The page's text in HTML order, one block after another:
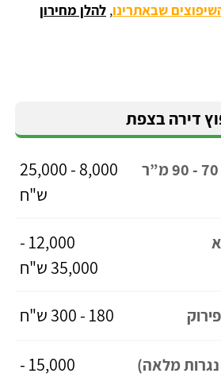
שבאתרינו, להלן מחירון
דירה בצפת
8,000 - 25,000
ש"ח
12,000 -
35,000 ש"ח
180 - 300 ש"ח
מלאה)
15,000 -